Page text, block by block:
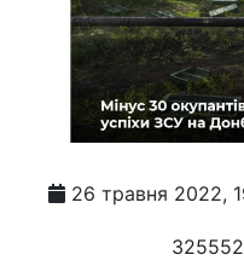
26 травня 2022,